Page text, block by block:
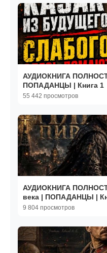
АУДИОКНИГА
ПОПАДАНЦЫ | Книга 1
55 442 просмотров
АУДИОКНИГА
века | ПОПАДАНЦЫ |
9 804 просмотров